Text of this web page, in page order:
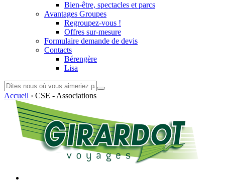
Bien-être, spectacles et parcs
Avantages Groupes
Regroupez-vous !
Offres sur-mesure
Formulaire demande de devis
Contacts
Bérengère
Lisa
Accueil › CSE - Associations